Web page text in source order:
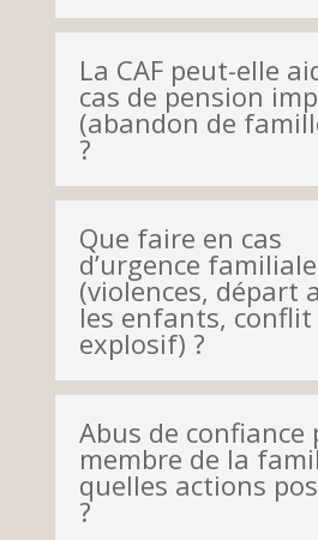
La CAF peut-elle
cas de pension
(abandon de
?
Que faire en cas
d’urgence familiale
(violences, départ
les enfants, conflit
explosif) ?
Abus de confiance
membre de la
quelles actions
?